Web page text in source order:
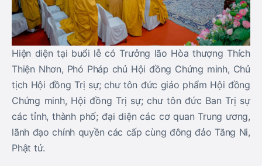
Hiện diện tại buổi lễ có Trưởng lão Hòa thượng Thích
Thiện Nhơn, Phó Pháp chủ Hội đồng Chứng minh, Chủ
tịch Hội đồng Trị sự; chư tôn đức giáo phẩm Hội đồng
Chứng minh, Hội đồng Trị sự; chư tôn đức Ban Trị sự
các tỉnh, thành phố; đại diện các cơ quan Trung ương,
lãnh đạo chính quyền các cấp cùng đông đảo Tăng Ni,
Phật tử.